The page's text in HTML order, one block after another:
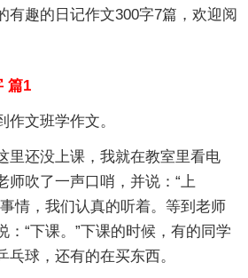
有趣的日记作文300字7篇，欢迎阅
篇1
作文班学作文。
里还没上课，我就在教室里看电
师吹了一声口哨，并说：“上
情，我们认真的听着。等到老师
：“下课。”下课的时候，有的同学
球，还有的在买东西。